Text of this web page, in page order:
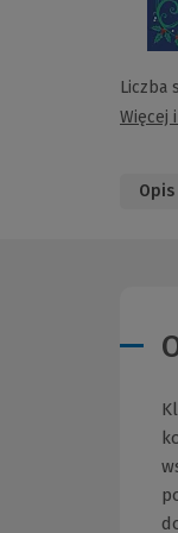
Liczba
Więcej